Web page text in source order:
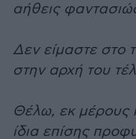
αήθεις
Δεν είμαστε στο
στην αρχή του
Θέλω, εκ μέρους
ίδια επίσης